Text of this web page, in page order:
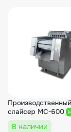
Простота и
Высокая
Долговечность
Экономическая
HLS-300 –
безопасная и
Производственный
слайсер MC-600
В наличии